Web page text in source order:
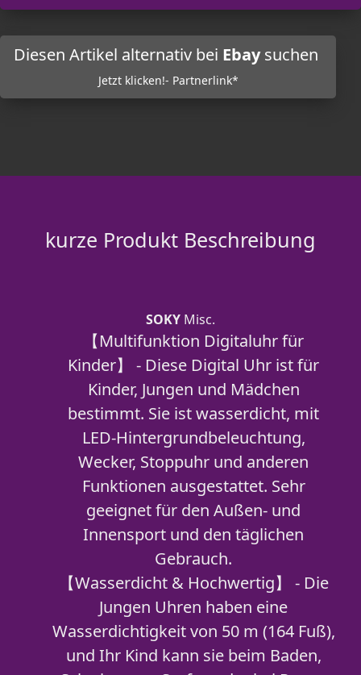
Diesen Artikel alternativ bei Ebaysuchen
Jetzt klicken!- Partnerlink*
kurze Produkt Beschreibung
SOKY Misc.
【Multifunktion Digitaluhr für
Kinder】 - Diese Digital Uhr ist für
Kinder, Jungen und Mädchen
bestimmt. Sie ist wasserdicht, mit
LED-Hintergrundbeleuchtung,
Wecker, Stoppuhr und anderen
Funktionen ausgestattet. Sehr
geeignet für den Außen- und
Innensport und den täglichen
Gebrauch.
【Wasserdicht & Hochwertig】 - Die
Jungen Uhren haben eine
Wasserdichtigkeit von 50 m (164 Fuß),
und Ihr Kind kann sie beim Baden,